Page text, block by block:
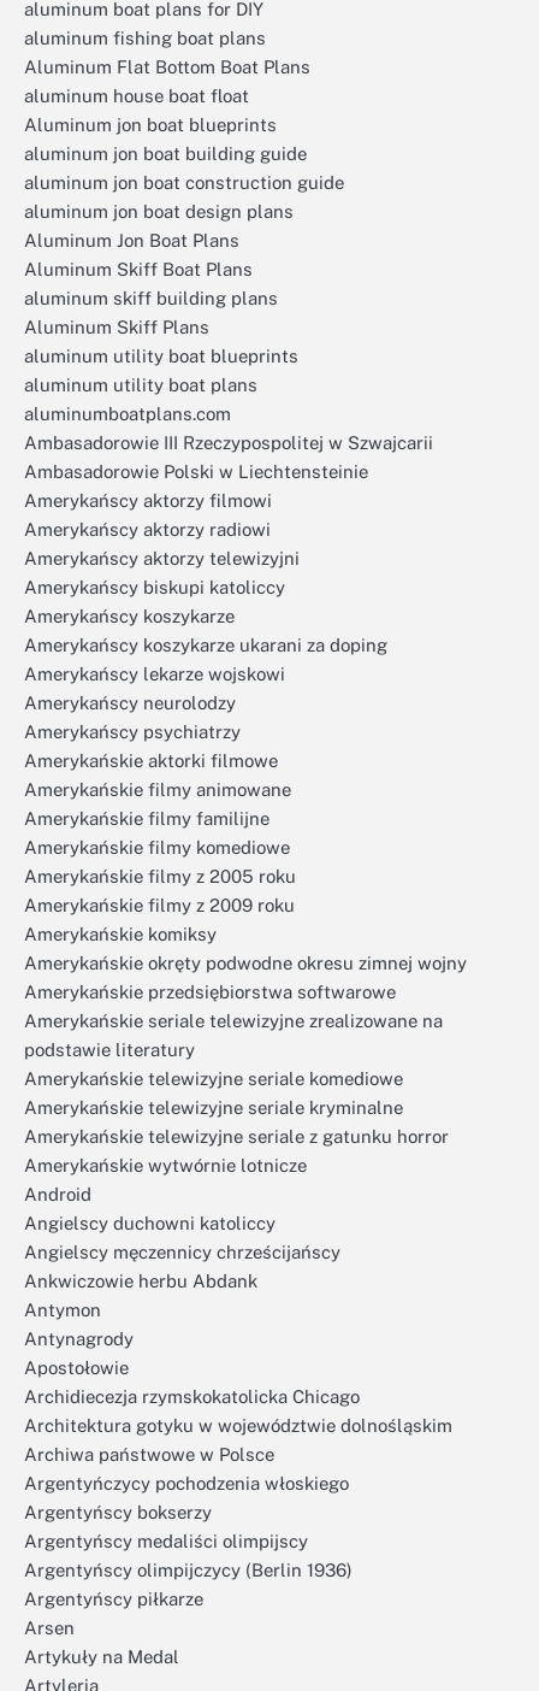
aluminum boat plans for DIY
aluminum fishing boat plans
Aluminum Flat Bottom Boat Plans
aluminum house boat float
Aluminum jon boat blueprints
aluminum jon boat building guide
aluminum jon boat construction guide
aluminum jon boat design plans
Aluminum Jon Boat Plans
Aluminum Skiff Boat Plans
aluminum skiff building plans
Aluminum Skiff Plans
aluminum utility boat blueprints
aluminum utility boat plans
aluminumboatplans.com
Ambasadorowie III Rzeczypospolitej w Szwajcarii
Ambasadorowie Polski w Liechtensteinie
Amerykańscy aktorzy filmowi
Amerykańscy aktorzy radiowi
Amerykańscy aktorzy telewizyjni
Amerykańscy biskupi katoliccy
Amerykańscy koszykarze
Amerykańscy koszykarze ukarani za doping
Amerykańscy lekarze wojskowi
Amerykańscy neurolodzy
Amerykańscy psychiatrzy
Amerykańskie aktorki filmowe
Amerykańskie filmy animowane
Amerykańskie filmy familijne
Amerykańskie filmy komediowe
Amerykańskie filmy z 2005 roku
Amerykańskie filmy z 2009 roku
Amerykańskie komiksy
Amerykańskie okręty podwodne okresu zimnej wojny
Amerykańskie przedsiębiorstwa softwarowe
Amerykańskie seriale telewizyjne zrealizowane na
podstawie literatury
Amerykańskie telewizyjne seriale komediowe
Amerykańskie telewizyjne seriale kryminalne
Amerykańskie telewizyjne seriale z gatunku horror
Amerykańskie wytwórnie lotnicze
Android
Angielscy duchowni katoliccy
Angielscy męczennicy chrześcijańscy
Ankwiczowie herbu Abdank
Antymon
Antynagrody
Apostołowie
Archidiecezja rzymskokatolicka Chicago
Architektura gotyku w województwie dolnośląskim
Archiwa państwowe w Polsce
Argentyńczycy pochodzenia włoskiego
Argentyńscy bokserzy
Argentyńscy medaliści olimpijscy
Argentyńscy olimpijczycy (Berlin 1936)
Argentyńscy piłkarze
Arsen
Artykuły na Medal
Artyleria